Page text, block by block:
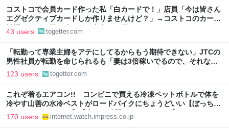
コストコで会員カード作った私「白カードで！」店員「今は皆さん
エグゼクティブカードしか作りませんけど？」→コストコのカード
勧誘はやたら圧が強いが、本当にお得なの？
43 users togetter.com
「転勤って専業主婦をアテにしてるからもう期待できない」JTCの
男性社員が転勤を命じられるも「妻は3倍稼いでるので、それなら
辞める」と言ったら、転勤がなくなった
123 users togetter.com
これぞ着るエアコン!! コンビニで買える冷凍ペットボトルで体を
冷やす山善の水冷ベストがロードバイクにちょうどいい【ぼっち・
ざ・ろーど！その14】【空いた時間でなにしてる？】
170 users internet.watch.impress.co.jp